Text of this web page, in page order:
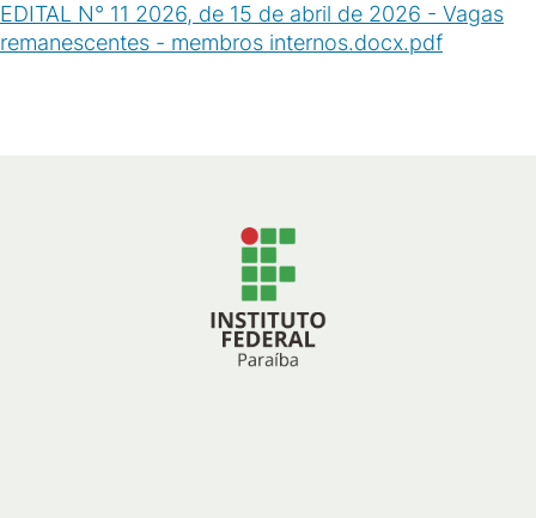
EDITAL N° 11 2026, de 15 de abril de 2026 - Vagas
remanescentes - membros internos.docx.pdf